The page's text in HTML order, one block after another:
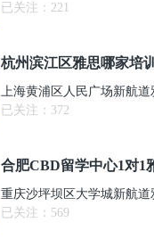
已关注： 221
杭州滨江区雅思哪家培
上海黄浦区人民广场新航道
已关注： 372
合肥CBD留学中心1对1
重庆沙坪坝区大学城新航道
已关注： 569